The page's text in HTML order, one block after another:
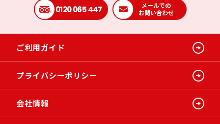
0120 065 447
メールでの
お問い合わせ
ご利用ガイド
プライバシーポリシー
会社情報